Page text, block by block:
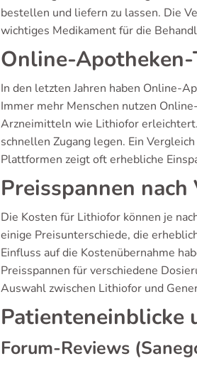
bestellen und liefern zu lassen. Die
wichtiges Medikament für die
Online-Apotheken-
In den letzten Jahren haben Online-
Immer mehr Menschen nutzen
Arzneimitteln wie Lithiofor
schnellen Zugang legen. Ein
Plattformen zeigt oft erhebliche
Preisspannen
Die Kosten für Lithiofor können je
einige Preisunterschiede, die
Einfluss auf die Kostenübernahme
Preisspannen für verschiedene
Auswahl zwischen Lithiofor und
Patienteneinblicke
Forum-Reviews